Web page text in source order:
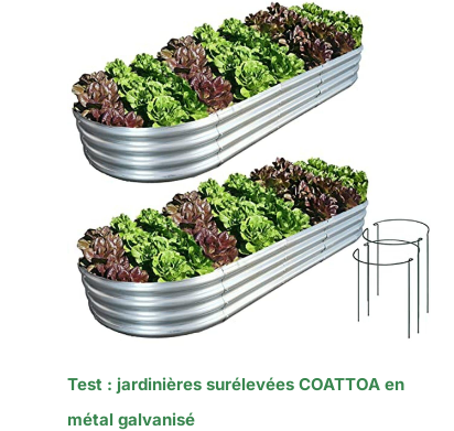
Test : jardinières surélevées COATTOA en
métal galvanisé